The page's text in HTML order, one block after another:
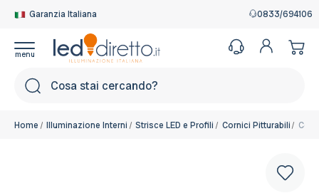
Garanzia Italiana 0833/694106
Home Illuminazione Interni Strisce LED e Profili Cornici Pitturabili